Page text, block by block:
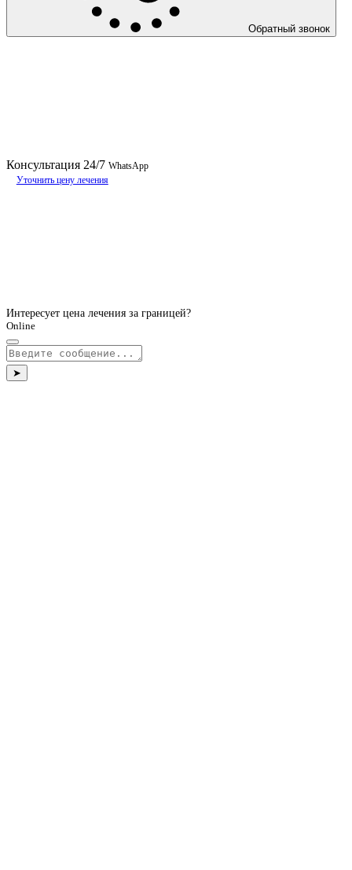
Обратный звонок
Консультация 24/7 WhatsApp
Уточнить цену лечения
Интересует цена лечения за границей?
Online
➤